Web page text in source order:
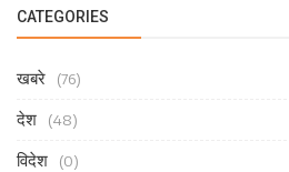
CATEGORIES
खबरे (76)
देश (48)
विदेश (0)